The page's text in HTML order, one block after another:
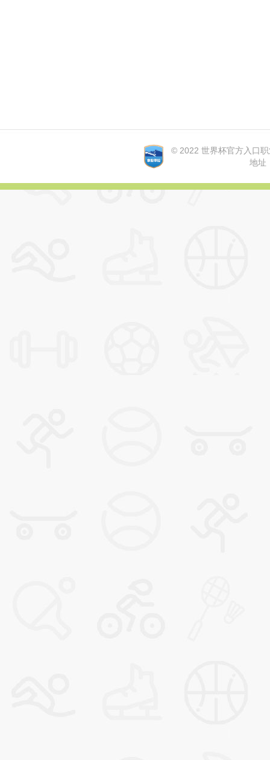
© 2022 世界杯官方入口
地址